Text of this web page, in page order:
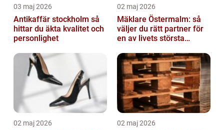
03 maj 2026
Antikaffär stockholm så
hittar du äkta kvalitet och
personlighet
02 maj 2026
Mäklare Östermalm: så
väljer du rätt partner för
en av livets största
02 maj 2026 02 maj 2026